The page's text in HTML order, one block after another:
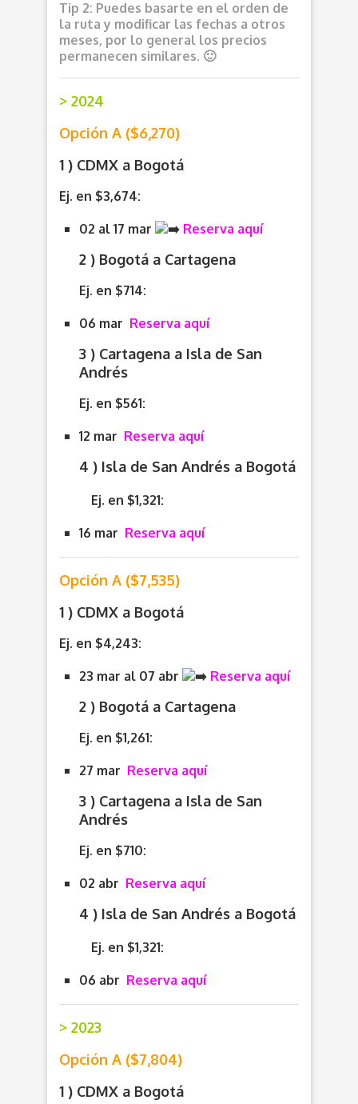
Tip 2: Puedes basarte en el orden de
la ruta y modificar las fechas a otros
meses, por lo general los precios
permanecen similares. 🙂
> 2024
Opción A ($6,270)
1 ) CDMX a Bogotá
Ej. en $3,674:
02 al 17 mar Reserva aquí
2 ) Bogotá a Cartagena
Ej. en $714:
06 mar Reserva aquí
3 ) Cartagena a Isla de San
Andrés
Ej. en $561:
12 mar Reserva aquí
4 ) Isla de San Andrés a Bogotá
Ej. en $1,321:
16 mar Reserva aquí
Opción A ($7,535)
1 ) CDMX a Bogotá
Ej. en $4,243:
23 mar al 07 abr Reserva aquí
2 ) Bogotá a Cartagena
Ej. en $1,261:
27 mar Reserva aquí
3 ) Cartagena a Isla de San
Andrés
Ej. en $710:
02 abr Reserva aquí
4 ) Isla de San Andrés a Bogotá
Ej. en $1,321:
06 abr Reserva aquí
> 2023
Opción A ($7,804)
1 ) CDMX a Bogotá